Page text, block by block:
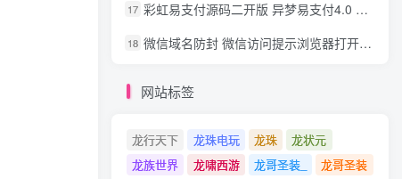
17 彩虹易支付源码二开版 异梦易支付4.0 可对接官方/易支付/码支付 去除后门 美化用户中心
18 微信域名防封 微信访问提示浏览器打开 非微信访问直接打开预防域名被封域名被封包换服务
网站标签
龙行天下 龙珠电玩 龙珠
龙状元
龙族世界
龙啸西游 龙哥圣装_
龙哥圣装